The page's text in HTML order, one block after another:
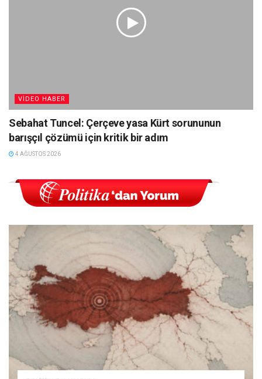
VIDEO HABER
Sebahat Tuncel: Çerçeve yasa Kürt sorununun
barışçıl çözümü için kritik bir adım
4 AĞUSTOS 2026